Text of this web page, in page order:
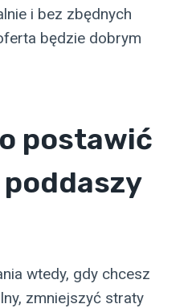
i bez zbędnych
będzie dobrym
postawić
wtedy, gdy chcesz
zmniejszyć straty